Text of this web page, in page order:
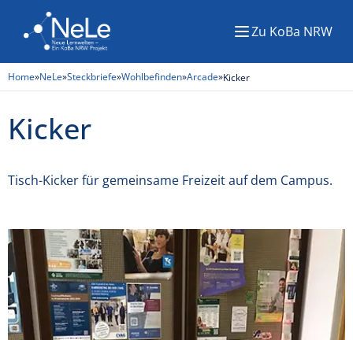
MenüZu KoBa NRW
Home»NeLe»Steckbriefe»Wohlbefinden»Arcade»Kicker
Kicker
Tisch-Kicker für gemeinsame Freizeit auf dem Campus.